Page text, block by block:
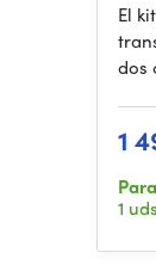
El
dos
1
1